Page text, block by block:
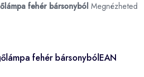
fehér bársonyból Megnézheted
fehér bársonybólEAN